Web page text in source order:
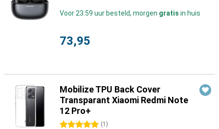
Voor 23:59 uur besteld, morgen gratis in huis
73,95
Mobilize TPU Back Cover
Transparant Xiaomi Redmi Note
12 Pro+
5 sterren (1 )